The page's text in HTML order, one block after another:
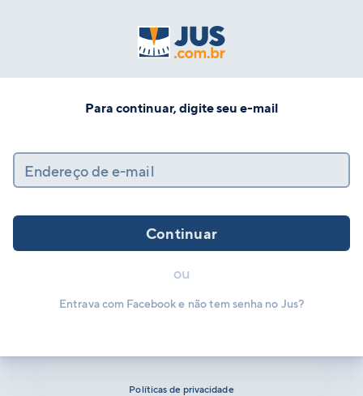
Para continuar, digite seu e-mail
Endereço de e-mail
Continuar
ou
Entrava com Facebook e não tem senha no Jus?
Políticas de privacidade